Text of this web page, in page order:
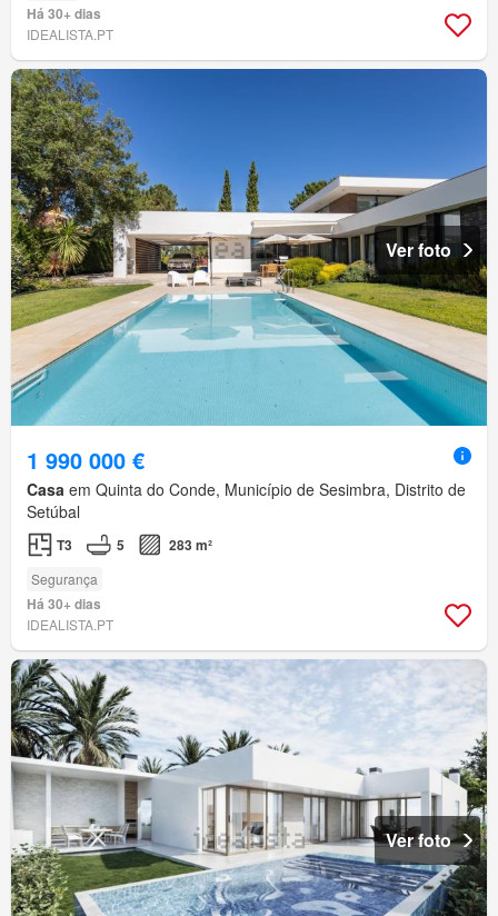
Há 30+ dias
IDEALISTA.PT
Ver foto
1 990 000 €
Casa em Quinta do Conde, Município de Sesimbra, Distrito de
Setúbal
T3 5 283 m²
Segurança
Há 30+ dias
IDEALISTA.PT
Ver foto